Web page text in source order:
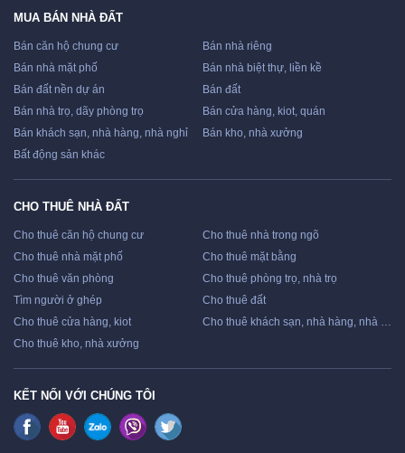
MUA BÁN NHÀ ĐẤT
Bán căn hộ chung cư
Bán nhà riêng
Bán nhà mặt phố
Bán nhà biệt thự, liền kề
Bán đất nền dự án
Bán đất
Bán nhà trọ, dãy phòng trọ
Bán cửa hàng, kiot, quán
Bán khách sạn, nhà hàng, nhà nghỉ
Bán kho, nhà xưởng
Bất động sản khác
CHO THUÊ NHÀ ĐẤT
Cho thuê căn hộ chung cư
Cho thuê nhà trong ngõ
Cho thuê nhà mặt phố
Cho thuê mặt bằng
Cho thuê văn phòng
Cho thuê phòng trọ, nhà trọ
Tìm người ở ghép
Cho thuê đất
Cho thuê cửa hàng, kiot
Cho thuê khách sạn, nhà hàng, nhà nghỉ
Cho thuê kho, nhà xưởng
KẾT NỐI VỚI CHÚNG TÔI